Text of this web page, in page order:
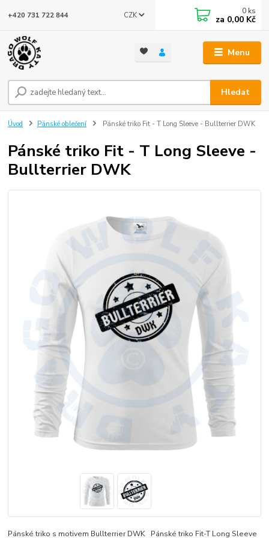
Menu
CZK
Hledat
+420 731 722 844 0 ks
za 0,00 Kč
Úvod Pánské oblečení Pánské triko Fit - T Long Sleeve - Bullterrier DWK
Pánské triko Fit - T Long Sleeve -
Bullterrier DWK
Pánské triko s motivem Bullterrier DWK Pánské triko Fit-T Long Sleeve